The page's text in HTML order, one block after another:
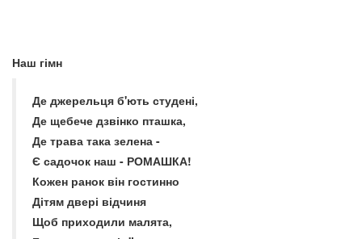
Наш гімн
Де джерельця б'ють студені,
Де щебече дзвінко пташка,
Де трава така зелена -
Є садочок наш - РОМАШКА!
Кожен ранок він гостинно
Дітям двері відчиня
Щоб приходили малята,